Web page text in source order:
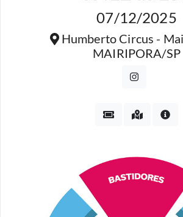
07/12/2025
Humberto Circus -
MAIRIPORA/SP